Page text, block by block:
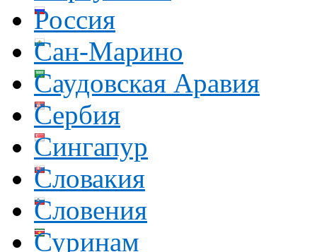
Россия
Сан-Марино
Саудовская Аравия
Сербия
Сингапур
Словакия
Словения
Суринам